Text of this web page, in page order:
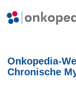
Onkopedia-
Chronische